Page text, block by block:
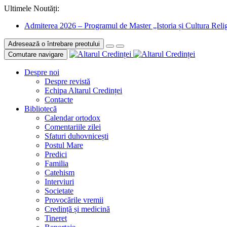
Ultimele Noutăți:
Admiterea 2026 – Programul de Master „Istoria și Cultura
Adresează o întrebare preotului
Comutare navigare
Despre noi
Despre revistă
Echipa Altarul Credinței
Contacte
Bibliotecă
Calendar ortodox
Comentariile zilei
Sfaturi duhovnicești
Postul Mare
Predici
Familia
Catehism
Interviuri
Societate
Provocările vremii
Credință și medicină
Tineret